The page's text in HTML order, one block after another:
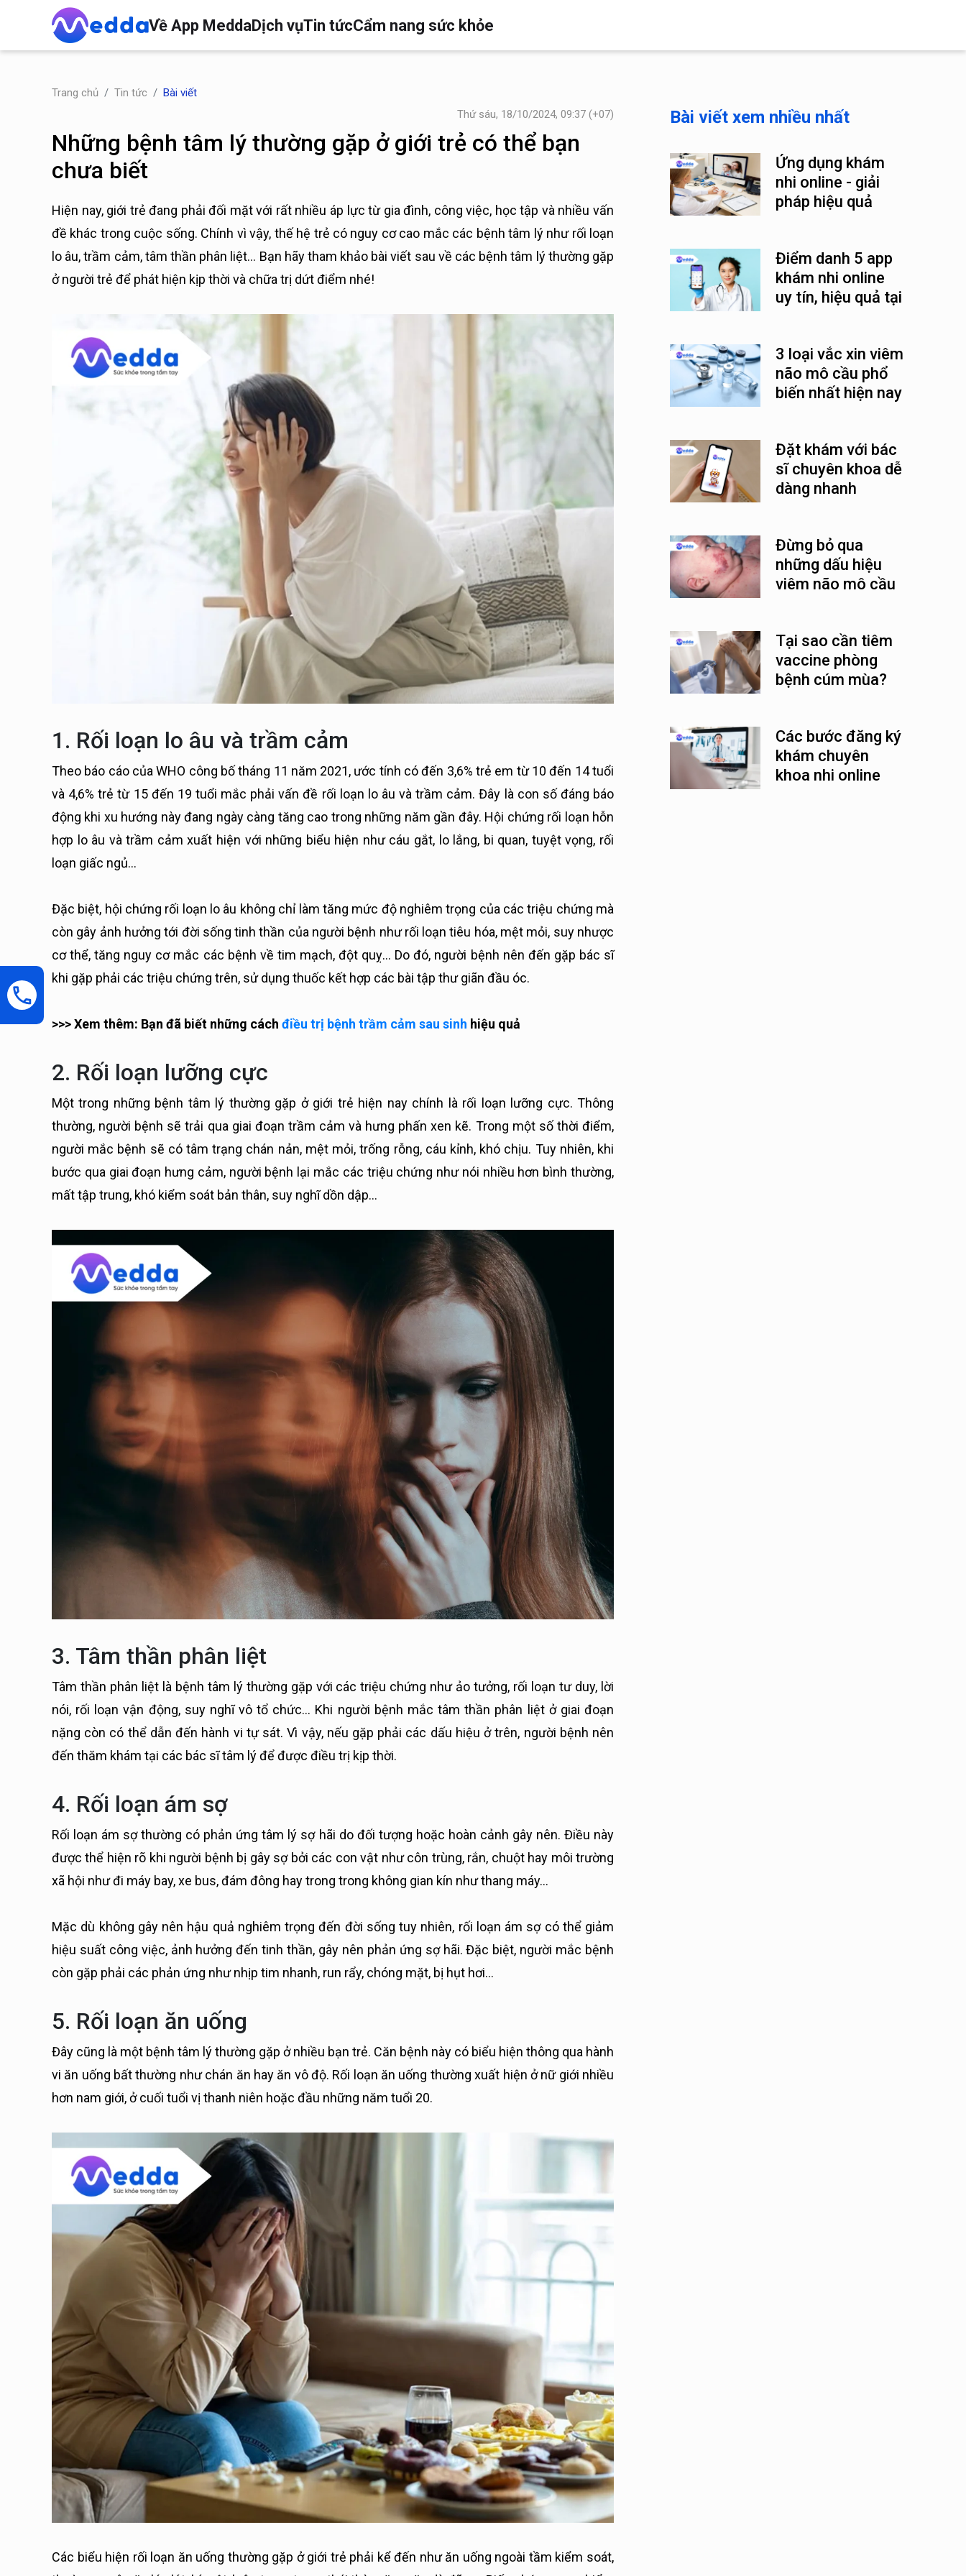
Về App MeddaDịch vụTin tứcCẩm nang sức khỏe
Trang chủ Tin tức
Bài viết
Thứ sáu, 18/10/2024, 09:37 (+07)
Những bệnh tâm lý thường gặp ở giới trẻ có thể bạn
chưa biết
Hiện nay, giới trẻ đang phải đối mặt với rất nhiều áp lực từ gia đình, công việc, học tập và nhiều vấn
đề khác trong cuộc sống. Chính vì vậy, thế hệ trẻ có nguy cơ cao mắc các bệnh tâm lý như rối loạn
lo âu, trầm cảm, tâm thần phân liệt… Bạn hãy tham khảo bài viết sau về các bệnh tâm lý thường gặp
ở người trẻ để phát hiện kịp thời và chữa trị dứt điểm nhé!
1. Rối loạn lo âu và trầm cảm
Theo báo cáo của WHO công bố tháng 11 năm 2021, ước tính có đến 3,6% trẻ em từ 10 đến 14 tuổi
và 4,6% trẻ từ 15 đến 19 tuổi mắc phải vấn đề rối loạn lo âu và trầm cảm. Đây là con số đáng báo
động khi xu hướng này đang ngày càng tăng cao trong những năm gần đây. Hội chứng rối loạn hỗn
hợp lo âu và trầm cảm xuất hiện với những biểu hiện như cáu gắt, lo lắng, bi quan, tuyệt vọng, rối
loạn giấc ngủ…
Đặc biệt, hội chứng rối loạn lo âu không chỉ làm tăng mức độ nghiêm trọng của các triệu chứng mà
còn gây ảnh hưởng tới đời sống tinh thần của người bệnh như rối loạn tiêu hóa, mệt mỏi, suy nhược
cơ thể, tăng nguy cơ mắc các bệnh về tim mạch, đột quỵ… Do đó, người bệnh nên đến gặp bác sĩ
khi gặp phải các triệu chứng trên, sử dụng thuốc kết hợp các bài tập thư giãn đầu óc.
>>> Xem thêm: Bạn đã biết những cách điều trị bệnh trầm cảm sau sinh hiệu quả
2. Rối loạn lưỡng cực
Một trong những bệnh tâm lý thường gặp ở giới trẻ hiện nay chính là rối loạn lưỡng cực. Thông
thường, người bệnh sẽ trải qua giai đoạn trầm cảm và hưng phấn xen kẽ. Trong một số thời điểm,
người mắc bệnh sẽ có tâm trạng chán nản, mệt mỏi, trống rỗng, cáu kỉnh, khó chịu. Tuy nhiên, khi
bước qua giai đoạn hưng cảm, người bệnh lại mắc các triệu chứng như nói nhiều hơn bình thường,
mất tập trung, khó kiểm soát bản thân, suy nghĩ dồn dập…
3. Tâm thần phân liệt
Tâm thần phân liệt là bệnh tâm lý thường gặp với các triệu chứng như ảo tưởng, rối loạn tư duy, lời
nói, rối loạn vận động, suy nghĩ vô tổ chức… Khi người bệnh mắc tâm thần phân liệt ở giai đoạn
nặng còn có thể dẫn đến hành vi tự sát. Vì vậy, nếu gặp phải các dấu hiệu ở trên, người bệnh nên
đến thăm khám tại các bác sĩ tâm lý để được điều trị kịp thời.
4. Rối loạn ám sợ
Rối loạn ám sợ thường có phản ứng tâm lý sợ hãi do đối tượng hoặc hoàn cảnh gây nên. Điều này
được thể hiện rõ khi người bệnh bị gây sợ bởi các con vật như côn trùng, rắn, chuột hay môi trường
xã hội như đi máy bay, xe bus, đám đông hay trong trong không gian kín như thang máy…
Mặc dù không gây nên hậu quả nghiêm trọng đến đời sống tuy nhiên, rối loạn ám sợ có thể giảm
hiệu suất công việc, ảnh hưởng đến tinh thần, gây nên phản ứng sợ hãi. Đặc biệt, người mắc bệnh
còn gặp phải các phản ứng như nhịp tim nhanh, run rẩy, chóng mặt, bị hụt hơi…
5. Rối loạn ăn uống
Đây cũng là một bệnh tâm lý thường gặp ở nhiều bạn trẻ. Căn bệnh này có biểu hiện thông qua hành
vi ăn uống bất thường như chán ăn hay ăn vô độ. Rối loạn ăn uống thường xuất hiện ở nữ giới nhiều
hơn nam giới, ở cuối tuổi vị thanh niên hoặc đầu những năm tuổi 20.
Các biểu hiện rối loạn ăn uống thường gặp ở giới trẻ phải kể đến như ăn uống ngoài tầm kiểm soát,
Bài viết xem nhiều nhất
Ứng dụng khám
nhi online - giải
pháp hiệu quả
Điểm danh 5 app
khám nhi online
uy tín, hiệu quả tại
3 loại vắc xin viêm
não mô cầu phổ
biến nhất hiện nay
Đặt khám với bác
sĩ chuyên khoa dễ
dàng nhanh
Đừng bỏ qua
những dấu hiệu
viêm não mô cầu
Tại sao cần tiêm
vaccine phòng
bệnh cúm mùa?
Các bước đăng ký
khám chuyên
khoa nhi online